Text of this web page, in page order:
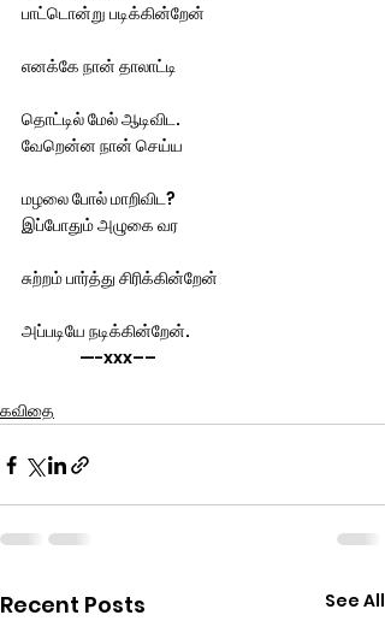
பாட்டொன்று படிக்கின்றேன்
எனக்கே நான் தாலாட்டி
தொட்டில் மேல் ஆடிவிட.
வேறென்ன நான் செய்ய
மழலை போல் மாறிவிட?
இப்போதும் அழுகை வர
சுற்றம் பார்த்து சிரிக்கின்றேன்
அப்படியே நடிக்கின்றேன்.
—-xxx––
கவிதை
Recent Posts See All